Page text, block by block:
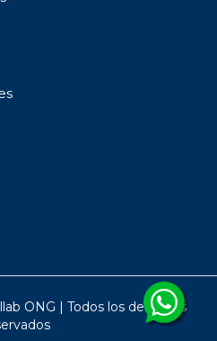
ONG | Todos los derechos